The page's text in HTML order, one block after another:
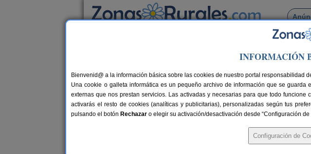
Busca por pueblo
Casas Rurales cerca de El Pedroso
Hacienda
INFORMACIÓN
Bienvenid@ a la información básica sobre las cookies de nuestro portal responsabilidad
Una cookie o galleta informática es un pequeño archivo de información que se
externas que nos prestan servicios. Las activadas y necesarias para que todo
activarás el resto de cookies (analíticas y publicitarias), personalizadas según tus
pulsando el botón Rechazar o elegir su activación/desactivación desde “Configuración